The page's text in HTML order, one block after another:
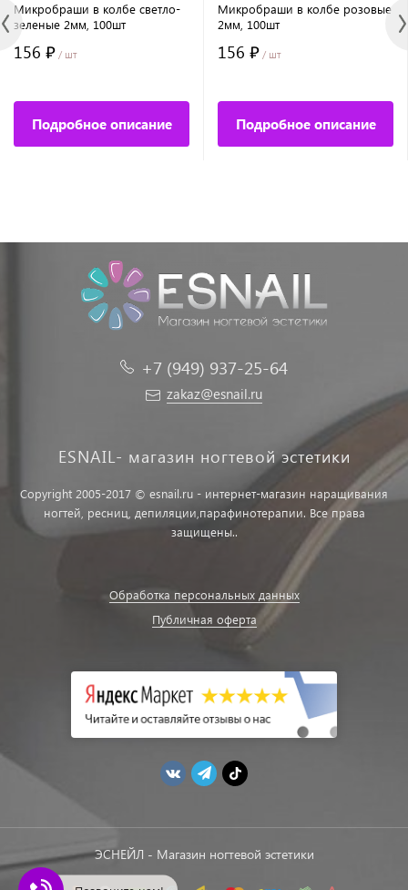
Микробраши в колбе светло-
зеленые 2мм, 100шт
156 ₽ / шт
Подробное описание
Микробраши в колбе розовые
2мм, 100шт
156 ₽ / шт
Подробное описание
+7 (949) 937-25-64
zakaz@esnail.ru
ESNAIL- магазин ногтевой эстетики
Copyright 2005-2017 © esnail.ru - интернет-магазин наращивания
ногтей, ресниц, депиляции,парафинотерапии. Все права
защищены..
Обработка персональных данных
Публичная оферта
ЭСНЕЙЛ - Магазин ногтевой эстетики